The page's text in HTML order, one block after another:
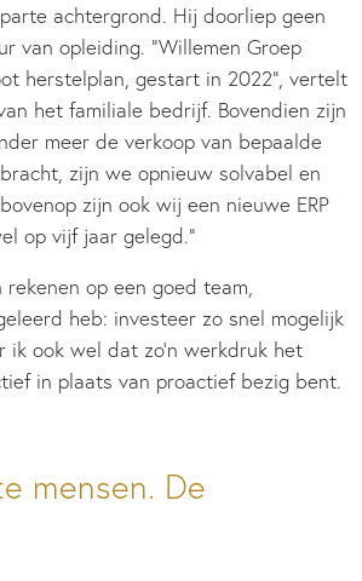
achtergrond. Hij doorliep geen
van opleiding. “Willemen Groep
herstelplan, gestart in 2022”, vertelt
het familiale bedrijf. Bovendien zijn
meer de verkoop van bepaalde
zijn we opnieuw solvabel en
zijn ook wij een nieuwe ERP
op vijf jaar gelegd.”
op een goed team,
heb: investeer zo snel mogelijk
ik ook wel dat zo’n werkdruk het
in plaats van proactief bezig bent.
mensen. De